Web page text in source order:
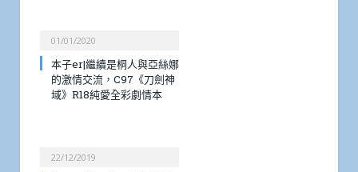
01/01/2020
本子er|繼續是桐人與亞絲娜
的激情交流，C97《刀劍神
域》R18純愛全彩劇情本
22/12/2019